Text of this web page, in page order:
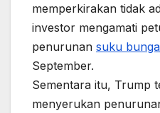
memperkirakan tidak
investor mengamati
penurunan suku bunga
September.
Sementara itu, Trump
menyerukan